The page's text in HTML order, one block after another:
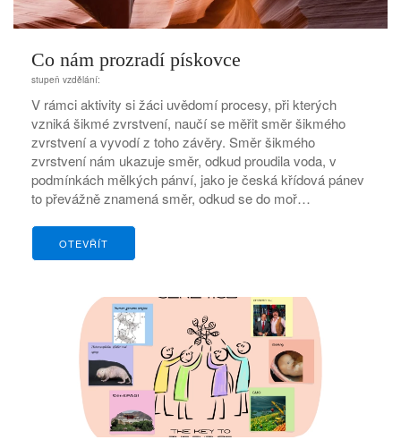
Co nám prozradí pískovce
stupeň vzdělání:
V rámci aktivity si žáci uvědomí procesy, při kterých
vzniká šikmé zvrstvení, naučí se měřit směr šikmého
zvrstvení a vyvodí z toho závěry. Směr šikmého
zvrstvení nám ukazuje směr, odkud proudila voda, v
podmínkách mělkých pánví, jako je česká křídová pánev
to převážně znamená směr, odkud se do moř…
OTEVŘÍT